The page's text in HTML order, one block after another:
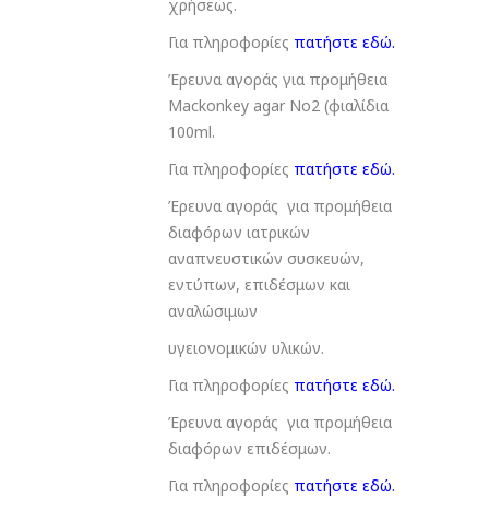
χρήσεως.
Για πληροφορίες πατήστε εδώ.
Έρευνα αγοράς για προμήθεια
Mackonkey agar No2 (φιαλίδια
100ml.
Για πληροφορίες πατήστε εδώ.
Έρευνα αγοράς για προμήθεια
διαφόρων ιατρικών
αναπνευστικών συσκευών,
εντύπων, επιδέσμων και
αναλώσιμων
υγειονομικών υλικών.
Για πληροφορίες πατήστε εδώ.
Έρευνα αγοράς για προμήθεια
διαφόρων επιδέσμων.
Για πληροφορίες πατήστε εδώ.